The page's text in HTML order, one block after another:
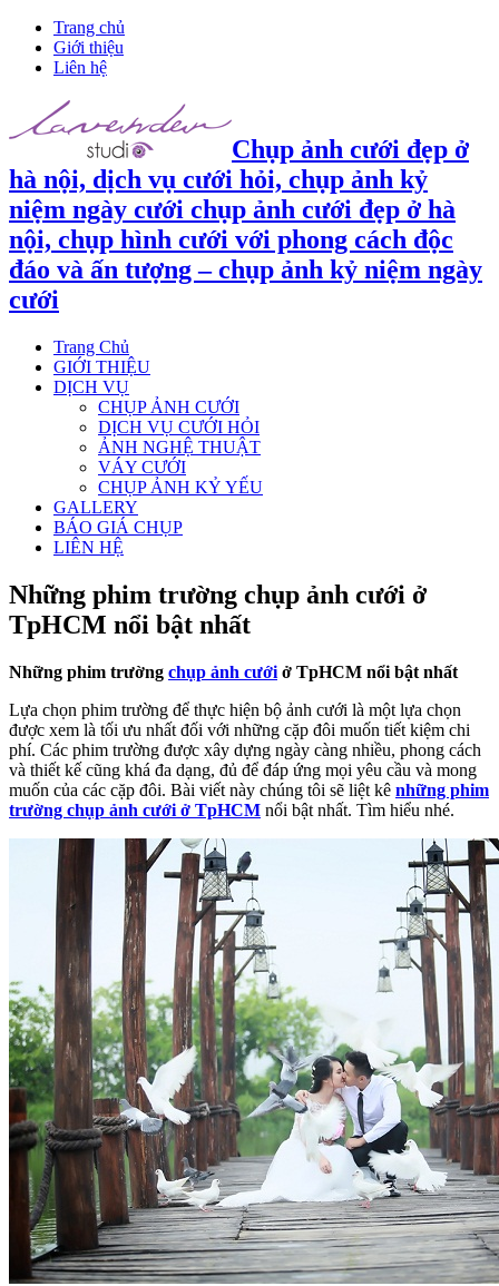
Trang chủ
Giới thiệu
Liên hệ
Chụp ảnh cưới đẹp ở
hà nội, dịch vụ cưới hỏi, chụp ảnh kỷ
niệm ngày cưới chụp ảnh cưới đẹp ở hà
nội, chụp hình cưới với phong cách độc
đáo và ấn tượng – chụp ảnh kỷ niệm ngày
cưới
Trang Chủ
GIỚI THIỆU
DỊCH VỤ
CHỤP ẢNH CƯỚI
DỊCH VỤ CƯỚI HỎI
ẢNH NGHỆ THUẬT
VÁY CƯỚI
CHỤP ẢNH KỶ YẾU
GALLERY
BÁO GIÁ CHỤP
LIÊN HỆ
Những phim trường chụp ảnh cưới ở
TpHCM nổi bật nhất
Những phim trường chụp ảnh cưới ở TpHCM nổi bật nhất
Lựa chọn phim trường để thực hiện bộ ảnh cưới là một lựa chọn
được xem là tối ưu nhất đối với những cặp đôi muốn tiết kiệm chi
phí. Các phim trường được xây dựng ngày càng nhiều, phong cách
và thiết kế cũng khá đa dạng, đủ để đáp ứng mọi yêu cầu và mong
muốn của các cặp đôi. Bài viết này chúng tôi sẽ liệt kê những phim
trường chụp ảnh cưới ở TpHCM nổi bật nhất. Tìm hiểu nhé.